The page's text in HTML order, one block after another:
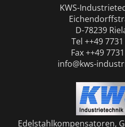
KWS-
D-78239
Tel ++49
Fax ++49
info@kws-
Edelstahlkompensatoren,